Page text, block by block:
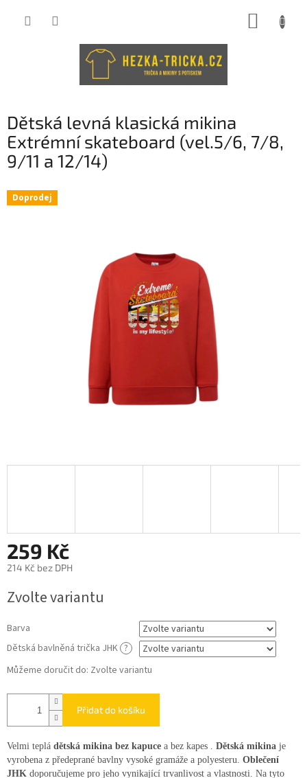
Dětská levná klasická mikina
Extrémní skateboard (vel.5/6, 7/8,
9/11 a 12/14)
Doprodej
259 Kč
214 Kč bez DPH
cena:
Zvolte variantu
Barva
Dětská bavlněná trička JHK ?
Můžeme doručit do: Zvolte variantu
Přidat do košíku
Velmi teplá dětská mikina bez kapuce a bez kapes . Dětská mikina je
vyrobena z předeprané bavlny vysoké gramáže a polyesteru. Oblečení
JHK doporučujeme pro jeho vynikající trvanlivost a vlastnosti. Na tyto